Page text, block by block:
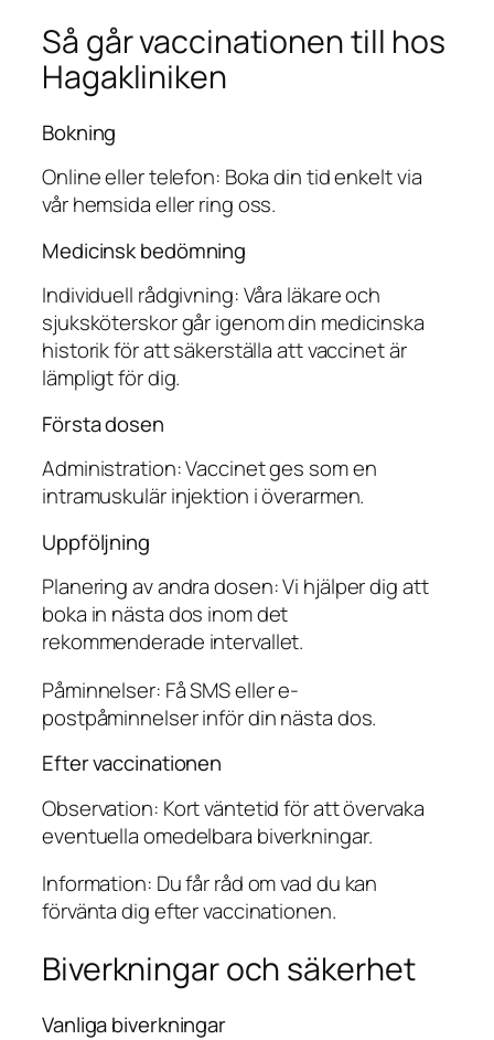
Så går vaccinationen till hos
Hagakliniken
Bokning
Online eller telefon: Boka din tid enkelt via
vår hemsida eller ring oss.
Medicinsk bedömning
Individuell rådgivning: Våra läkare och
sjuksköterskor går igenom din medicinska
historik för att säkerställa att vaccinet är
lämpligt för dig.
Första dosen
Administration: Vaccinet ges som en
intramuskulär injektion i överarmen.
Uppföljning
Planering av andra dosen: Vi hjälper dig att
boka in nästa dos inom det
rekommenderade intervallet.
Påminnelser: Få SMS eller e-
postpåminnelser inför din nästa dos.
Efter vaccinationen
Observation: Kort väntetid för att övervaka
eventuella omedelbara biverkningar.
Information: Du får råd om vad du kan
förvänta dig efter vaccinationen.
Biverkningar och säkerhet
Vanliga biverkningar